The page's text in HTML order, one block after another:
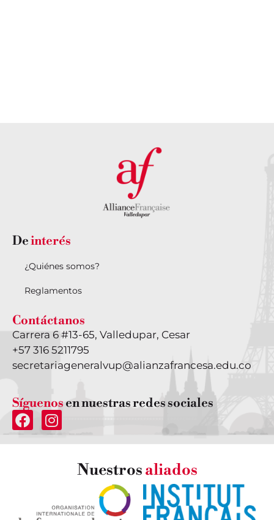
Deinterés
¿Quiénes somos?
Reglamentos
Contáctanos
Carrera 6 #13-65, Valledupar, Cesar
+57 316 5211795
secretariageneralvup@alianzafrancesa.edu.co
Síguenosen nuestras redes sociales
Nuestrosaliados